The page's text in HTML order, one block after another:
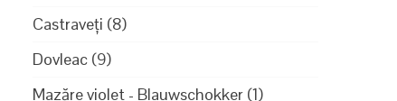
Castraveți (8)
Dovleac (9)
Mazăre violet - Blauwschokker (1)